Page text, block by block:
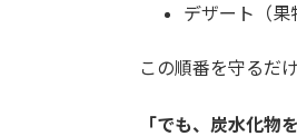
デザート（果
この順番を守るだ
「でも、炭水化物